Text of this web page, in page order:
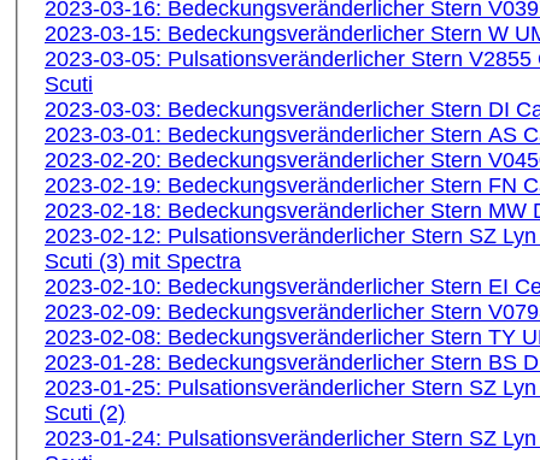
2023-03-16: Bedeckungsveränderlicher Stern
2023-03-15: Bedeckungsveränderlicher Stern W
2023-03-05: Pulsationsveränderlicher Stern V2855
Scuti
2023-03-03: Bedeckungsveränderlicher Stern DI
2023-03-01: Bedeckungsveränderlicher Stern AS
2023-02-20: Bedeckungsveränderlicher Stern
2023-02-19: Bedeckungsveränderlicher Stern FN
2023-02-18: Bedeckungsveränderlicher Stern MW
2023-02-12: Pulsationsveränderlicher Stern SZ
Scuti (3) mit Spectra
2023-02-10: Bedeckungsveränderlicher Stern EI
2023-02-09: Bedeckungsveränderlicher Stern
2023-02-08: Bedeckungsveränderlicher Stern TY
2023-01-28: Bedeckungsveränderlicher Stern BS
2023-01-25: Pulsationsveränderlicher Stern SZ
Scuti (2)
2023-01-24: Pulsationsveränderlicher Stern SZ